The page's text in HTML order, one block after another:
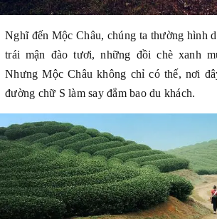
Nghĩ đến Mộc Châu, chúng ta thường hình
trái mận đào tươi, những đồi chè xanh
Nhưng Mộc Châu không chỉ có thế, nơi
đường chữ S làm say đắm bao du khách.